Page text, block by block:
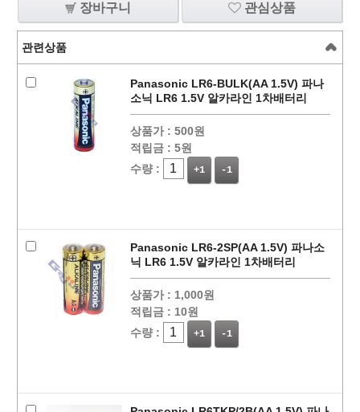
장바구니 관심상품
관련상품
Panasonic LR6-BULK(AA 1.5V) 파나
소닉 LR6 1.5V 알카라인 1차배터리
상품가 : 500원
적립금 : 5원
수량 :
+1 -1
Panasonic LR6-2SP(AA 1.5V) 파나소
닉 LR6 1.5V 알카라인 1차배터리
상품가 : 1,000원
적립금 : 10원
수량 :
+1 -1